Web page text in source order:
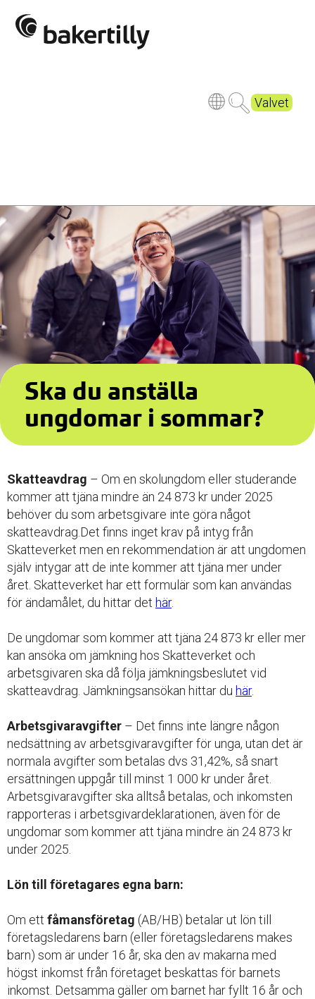
Valvet
Ska du anställa
ungdomar i sommar?
Skatteavdrag – Om en skolungdom eller studerande
kommer att tjäna mindre än 24 873 kr under 2025
behöver du som arbetsgivare inte göra något
skatteavdrag.Det finns inget krav på intyg från
Skatteverket men en rekommendation är att ungdomen
själv intygar att de inte kommer att tjäna mer under
året. Skatteverket har ett formulär som kan användas
för ändamålet, du hittar det här.
De ungdomar som kommer att tjäna 24 873 kr eller mer
kan ansöka om jämkning hos Skatteverket och
arbetsgivaren ska då följa jämkningsbeslutet vid
skatteavdrag. Jämkningsansökan hittar du här.
Arbetsgivaravgifter – Det finns inte längre någon
nedsättning av arbetsgivaravgifter för unga, utan det är
normala avgifter som betalas dvs 31,42%, så snart
ersättningen uppgår till minst 1 000 kr under året.
Arbetsgivaravgifter ska alltså betalas, och inkomsten
rapporteras i arbetsgivardeklarationen, även för de
ungdomar som kommer att tjäna mindre än 24 873 kr
under 2025.
Lön till företagares egna barn:
Om ett fåmansföretag (AB/HB) betalar ut lön till
företagsledarens barn (eller företagsledarens makes
barn) som är under 16 år, ska den av makarna med
högst inkomst från företaget beskattas för barnets
inkomst. Detsamma gäller om barnet har fyllt 16 år och